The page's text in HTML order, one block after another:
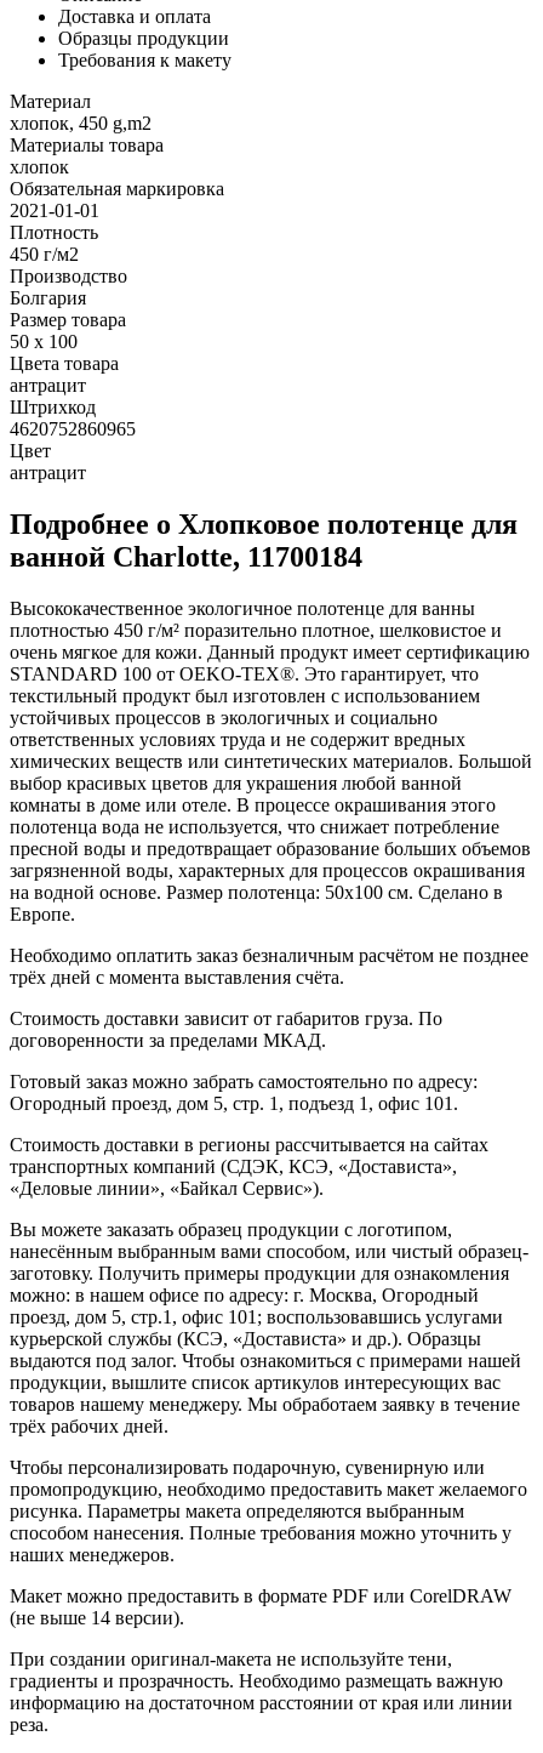
Доставка и оплата
Образцы продукции
Требования к макету
Материал
хлопок, 450 g,m2
Материалы товара
хлопок
Обязательная маркировка
2021-01-01
Плотность
450 г/м2
Производство
Болгария
Размер товара
50 x 100
Цвета товара
антрацит
Штрихкод
4620752860965
Цвет
антрацит
Подробнее о Хлопковое полотенце для
ванной Charlotte, 11700184
Высококачественное экологичное полотенце для ванны
плотностью 450 г/м² поразительно плотное, шелковистое и
очень мягкое для кожи. Данный продукт имеет сертификацию
STANDARD 100 от OEKO-TEX®. Это гарантирует, что
текстильный продукт был изготовлен с использованием
устойчивых процессов в экологичных и социально
ответственных условиях труда и не содержит вредных
химических веществ или синтетических материалов. Большой
выбор красивых цветов для украшения любой ванной
комнаты в доме или отеле. В процессе окрашивания этого
полотенца вода не используется, что снижает потребление
пресной воды и предотвращает образование больших объемов
загрязненной воды, характерных для процессов окрашивания
на водной основе. Размер полотенца: 50x100 см. Сделано в
Европе.
Необходимо оплатить заказ безналичным расчётом не позднее
трёх дней с момента выставления счёта.
Стоимость доставки зависит от габаритов груза. По
договоренности за пределами МКАД.
Готовый заказ можно забрать самостоятельно по адресу:
Огородный проезд, дом 5, стр. 1, подъезд 1, офис 101.
Стоимость доставки в регионы рассчитывается на сайтах
транспортных компаний (СДЭК, КСЭ, «Достависта»,
«Деловые линии», «Байкал Сервис»).
Вы можете заказать образец продукции с логотипом,
нанесённым выбранным вами способом, или чистый образец-
заготовку. Получить примеры продукции для ознакомления
можно: в нашем офисе по адресу: г. Москва, Огородный
проезд, дом 5, стр.1, офис 101; воспользовавшись услугами
курьерской службы (КСЭ, «Достависта» и др.). Образцы
выдаются под залог. Чтобы ознакомиться с примерами нашей
продукции, вышлите список артикулов интересующих вас
товаров нашему менеджеру. Мы обработаем заявку в течение
трёх рабочих дней.
Чтобы персонализировать подарочную, сувенирную или
промопродукцию, необходимо предоставить макет желаемого
рисунка. Параметры макета определяются выбранным
способом нанесения. Полные требования можно уточнить у
наших менеджеров.
Макет можно предоставить в формате PDF или CorelDRAW
(не выше 14 версии).
При создании оригинал-макета не используйте тени,
градиенты и прозрачность. Необходимо размещать важную
информацию на достаточном расстоянии от края или линии
реза.